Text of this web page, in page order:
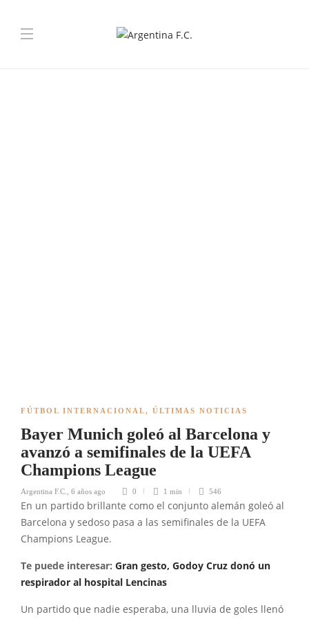
FÚTBOL INTERNACIONAL, ÚLTIMAS NOTICIAS
Bayer Munich goleó al Barcelona y
avanzó a semifinales de la UEFA
Champions League
Argentina F.C. 6 años ago 0 1 min 546
En un partido brillante como el conjunto alemán goleó al
Barcelona y sedoso pasa a las semifinales de la UEFA
Champions League.
Te puede interesar: Gran gesto, Godoy Cruz donó un
respirador al hospital Lencinas
Un partido que nadie esperaba, una lluvia de goles llenó